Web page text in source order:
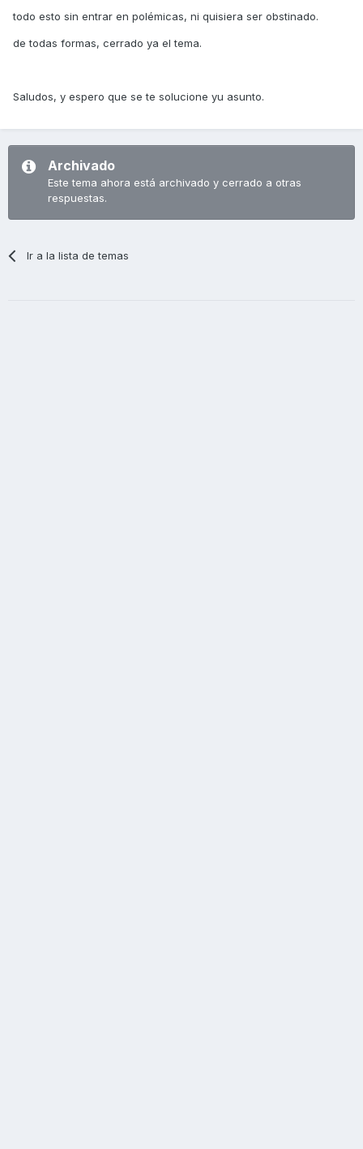
todo esto sin entrar en polémicas, ni quisiera ser obstinado.
de todas formas, cerrado ya el tema.
Saludos, y espero que se te solucione yu asunto.
Archivado
Este tema ahora está archivado y cerrado a otras
respuestas.
Ir a la lista de temas